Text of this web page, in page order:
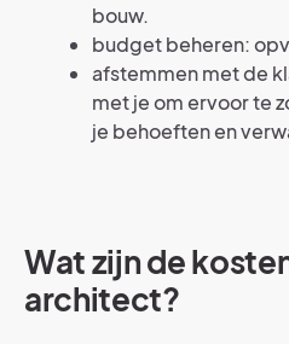
bouw.
budget beheren:
afstemmen met de
met je om ervoor te
je behoeften en
Wat zijn de
architect?